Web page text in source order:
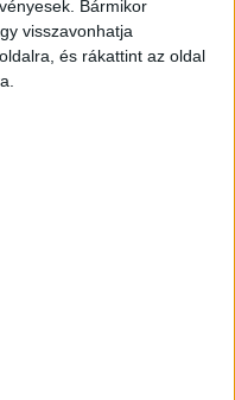
Bármikor
visszavonhatja
és rákattint az oldal